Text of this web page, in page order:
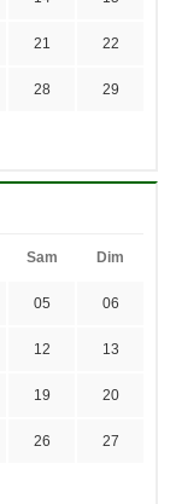
21 22
28 29
Sam Dim
05 06
12 13
19 20
26 27